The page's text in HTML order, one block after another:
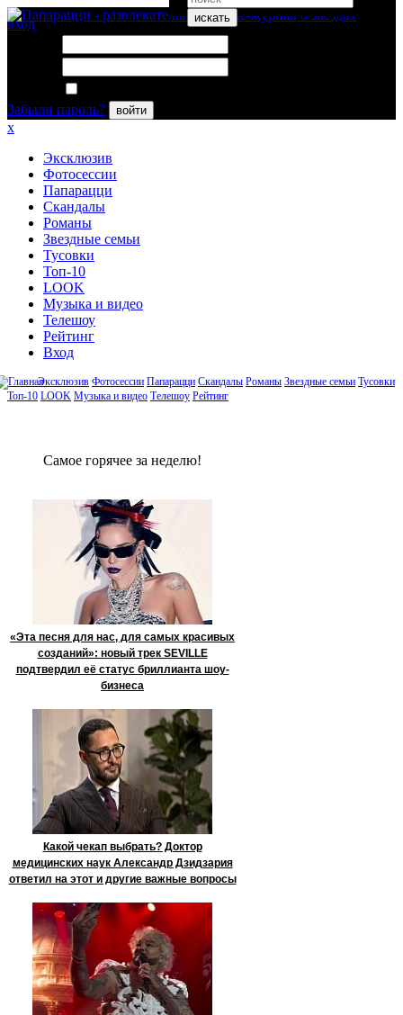
искать
вход
Забыли пароль?
войти
x
Эксклюзив
Фотосессии
Папарацци
Скандалы
Романы
Звездные семьи
Тусовки
Топ-10
LOOK
Музыка и видео
Телешоу
Рейтинг
Вход
Эксклюзив Фотосессии Папарацци Скандалы Романы Звездные семьи Тусовки
Топ-10 LOOK Музыка и видео Телешоу Рейтинг
Сaмое гoрячее за неделю!
«Эта песня для нас, для самых красивых
созданий»: новый трек SEVILLE
подтвердил её статус бриллианта шоу-
бизнеса
Какой чекап выбрать? Доктор
медицинских наук Александр Дзидзария
ответил на этот и другие важные вопросы